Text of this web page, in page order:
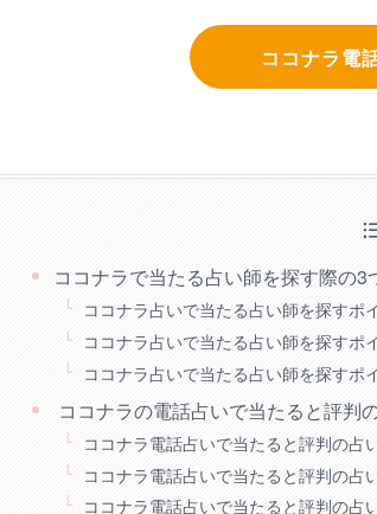
ココナラ電
ココナラで当たる占い師を探す際の3
ココナラ占いで当たる占い師を探すポ
ココナラ占いで当たる占い師を探すポ
ココナラ占いで当たる占い師を探すポ
ココナラの電話占いで当たると評判
ココナラ電話占いで当たると評判の占
ココナラ電話占いで当たると評判の占
ココナラ電話占いで当たると評判の占